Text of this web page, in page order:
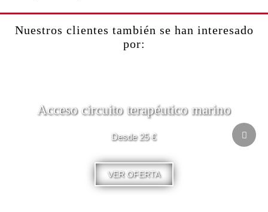
Nuestros clientes también se han interesado
por:
Acceso circuito terapéutico marino
Desde 25 €
VER OFERTA